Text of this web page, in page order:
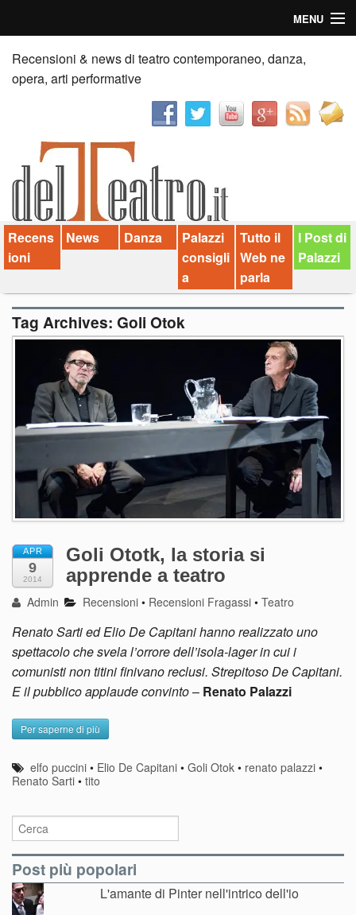
MENU
Home
Recensioni
News
Palazzi consiglia
Video
Chi siamo
Contatti
dT in English
Recensioni & news di teatro contemporaneo, danza,
opera, arti performative
Recens
ioni
News Danza
Palazzi
consigli
a
Tutto il
Web ne
parla
I Post di
Palazzi
Tag Archives: Goli Otok
APR
9
2014
Goli Ototk, la storia si
apprende a teatro
Admin Recensioni • Recensioni Fragassi •Teatro
Renato Sarti ed Elio De Capitani hanno realizzato uno
spettacolo che svela l’orrore dell’isola-lager in cui i
comunisti non titini finivano reclusi. Strepitoso De Capitani.
E il pubblico applaude convinto– Renato Palazzi
Per saperne di più
elfo puccini • Elio De Capitani •Goli Otok • renato palazzi •
Renato Sarti • tito
Post più popolari
L'amante di Pinter nell'intrico dell'io